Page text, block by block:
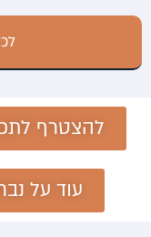
להצטרף
עוד על